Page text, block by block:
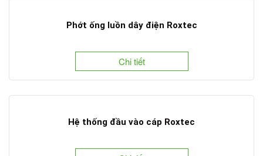
Phớt ống luồn dây điện Roxtec
Chi tiết
Hệ thống đầu vào cáp Roxtec